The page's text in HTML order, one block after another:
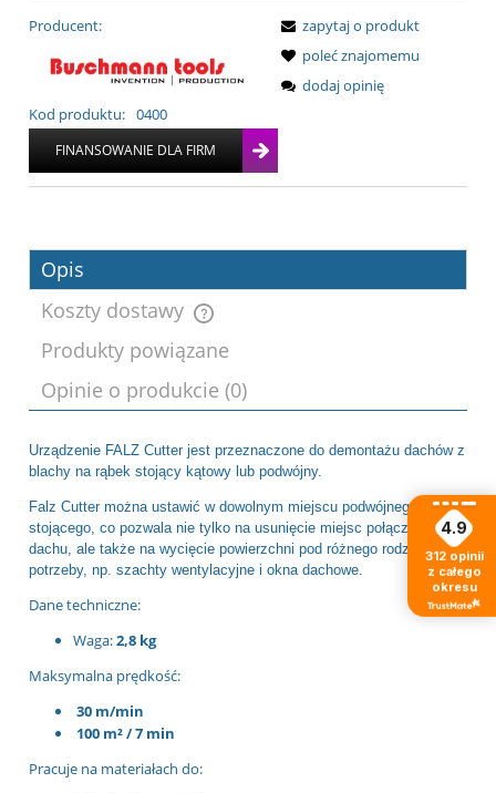
Producent:
Kod produktu: 0400
zapytaj o produkt
poleć znajomemu
dodaj opinię
Opis
Koszty dostawy
płatności
Produkty powiązane
Opinie o produkcie (0)
Urządzenie FALZ Cutter jest przeznaczone do demontażu dachów z
blachy na rąbek stojący kątowy lub podwójny.
Falz Cutter można ustawić w dowolnym miejscu podwójnego rąbka
stojącego, co pozwala nie tylko na usunięcie miejsc połączeń
dachu, ale także na wycięcie powierzchni pod różnego rodzaju
potrzeby, np. szachty wentylacyjne i okna dachowe.
Dane techniczne:
Waga:2,8 kg
Maksymalna prędkość:
30 m/min
100 m² / 7 min
Pracuje na materiałach do:
4.9
312 opinii
z całego
okresu